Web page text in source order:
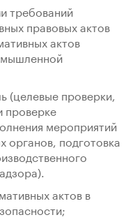
требований
правовых актов
актов
(целевые проверки,
проверке
мероприятий
органов, подготовка
актов в